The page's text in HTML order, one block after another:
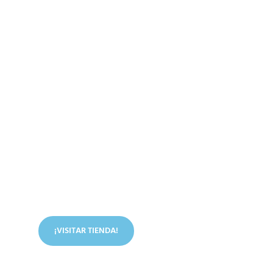
¡VISITAR TIENDA!